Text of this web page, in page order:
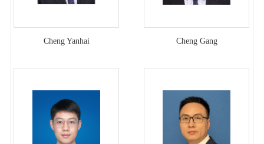
Cheng Yanhai Cheng Gang